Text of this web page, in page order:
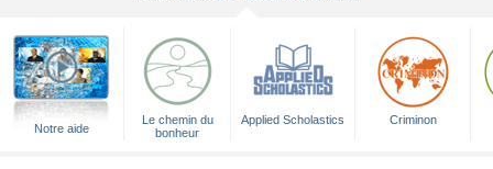
Notre aide
Le chemin du
bonheur
Applied Scholastics Criminon